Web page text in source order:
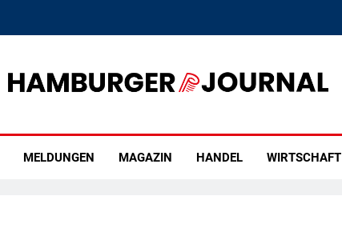
MELDUNGEN MAGAZIN HANDEL WIRTSCHAFT